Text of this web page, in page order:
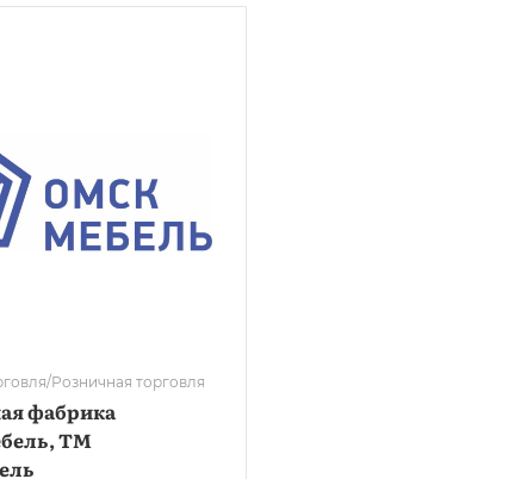
Розничная торговля
фабрика
ТМ